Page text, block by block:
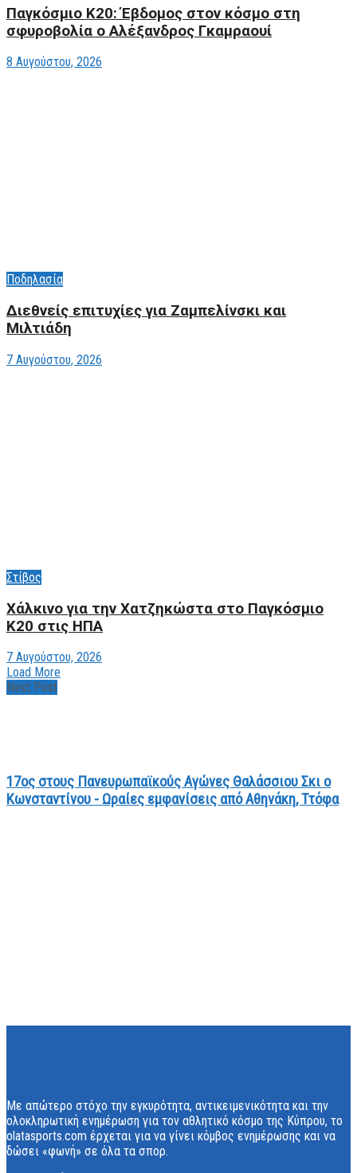
Παγκόσμιο Κ20: Έβδομος στον κόσμο στη
σφυροβολία ο Αλέξανδρος Γκαμραουί
8 Αυγούστου, 2026
Ποδηλασία
Διεθνείς επιτυχίες για Ζαμπελίνσκι και
Μιλτιάδη
7 Αυγούστου, 2026
Στίβος
Xάλκινο για την Χατζηκώστα στο Παγκόσμιο
Κ20 στις ΗΠΑ
7 Αυγούστου, 2026
Load More
Next Post
17ος στους Πανευρωπαϊκούς Αγώνες Θαλάσσιου Σκι ο
Κωνσταντίνου - Ωραίες εμφανίσεις από Αθηνάκη, Ττόφα
Με απώτερο στόχο την εγκυρότητα, αντικειμενικότητα και την
ολοκληρωτική ενημέρωση για τον αθλητικό κόσμο της Κύπρου, το
olatasports.com έρχεται για να γίνει κόμβος ενημέρωσης και να
δώσει «φωνή» σε όλα τα σπορ.